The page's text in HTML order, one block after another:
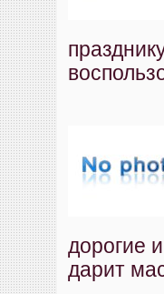
дорогие
дарит